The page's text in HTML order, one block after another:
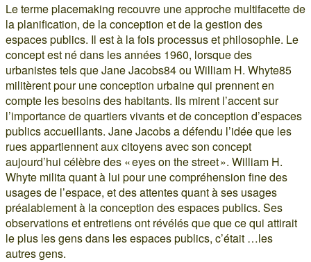
Le terme placemaking recouvre une approche multifacette de
la planification, de la conception et de la gestion des
espaces publics. Il est à la fois processus et philosophie. Le
concept est né dans les années 1960, lorsque des
urbanistes tels que Jane Jacobs84 ou William H. Whyte85
militèrent pour une conception urbaine qui prennent en
compte les besoins des habitants. Ils mirent l’accent sur
l’importance de quartiers vivants et de conception d’espaces
publics accueillants. Jane Jacobs a défendu l’idée que les
rues appartiennent aux citoyens avec son concept
aujourd’hui célèbre des « eyes on the street ». William H.
Whyte milita quant à lui pour une compréhension fine des
usages de l’espace, et des attentes quant à ses usages
préalablement à la conception des espaces publics. Ses
observations et entretiens ont révélés que que ce qui attirait
le plus les gens dans les espaces publics, c’était …les
autres gens.